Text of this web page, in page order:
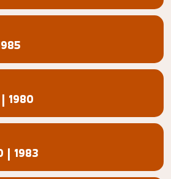
1980
| 1983